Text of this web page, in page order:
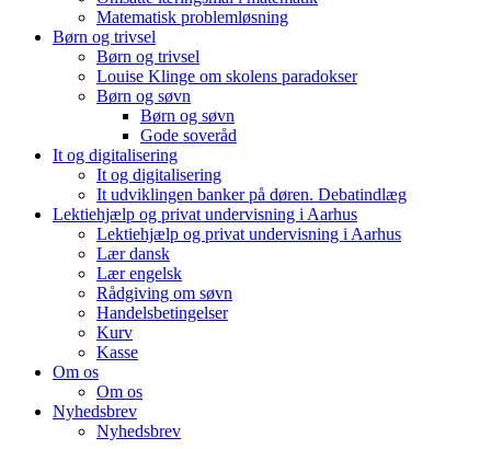
Matematisk problemløsning
Børn og trivsel
Børn og trivsel
Louise Klinge om skolens paradokser
Børn og søvn
Børn og søvn
Gode soveråd
It og digitalisering
It og digitalisering
It udviklingen banker på døren. Debatindlæg
Lektiehjælp og privat undervisning i Aarhus
Lektiehjælp og privat undervisning i Aarhus
Lær dansk
Lær engelsk
Rådgiving om søvn
Handelsbetingelser
Kurv
Kasse
Om os
Om os
Nyhedsbrev
Nyhedsbrev